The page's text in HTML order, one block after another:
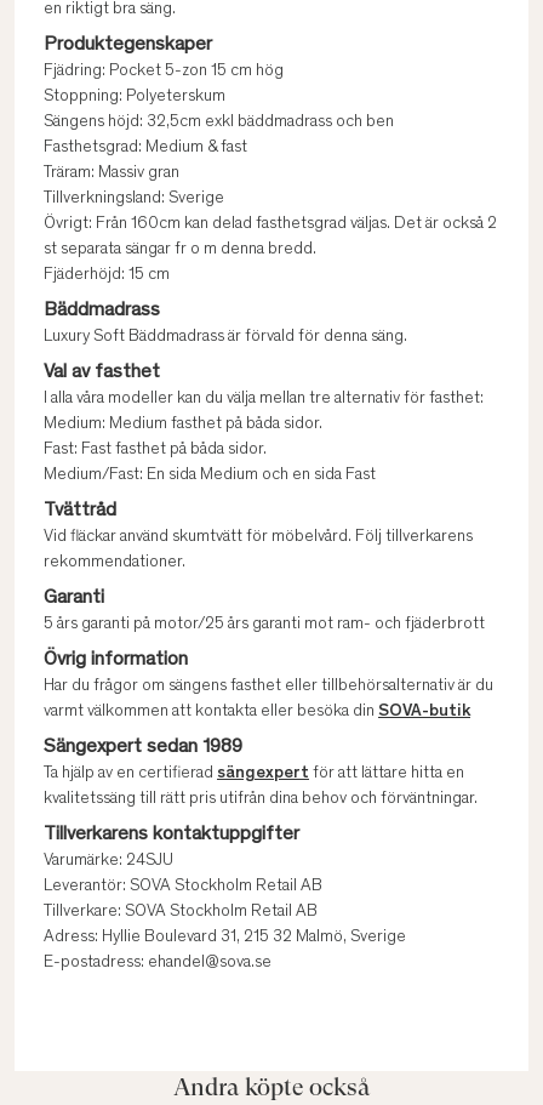
en riktigt bra säng.
Produktegenskaper
Fjädring: Pocket 5-zon 15 cm hög
Stoppning: Polyeterskum
Sängens höjd: 32,5cm exkl bäddmadrass och ben
Fasthetsgrad: Medium & fast
Träram: Massiv gran
Tillverkningsland: Sverige
Övrigt: Från 160cm kan delad fasthetsgrad väljas. Det är också 2
st separata sängar fr o m denna bredd.
Fjäderhöjd: 15 cm
Bäddmadrass
Luxury Soft Bäddmadrass är förvald för denna säng.
Val av fasthet
I alla våra modeller kan du välja mellan tre alternativ för fasthet:
Medium: Medium fasthet på båda sidor.
Fast: Fast fasthet på båda sidor.
Medium/Fast: En sida Medium och en sida Fast
Tvättråd
Vid fläckar använd skumtvätt för möbelvård. Följ tillverkarens
rekommendationer.
Garanti
5 års garanti på motor/25 års garanti mot ram- och fjäderbrott
Övrig information
Har du frågor om sängens fasthet eller tillbehörsalternativ är du
varmt välkommen att kontakta eller besöka din SOVA-butik
Sängexpert sedan 1989
Ta hjälp av en certifierad sängexpert för att lättare hitta en
kvalitetssäng till rätt pris utifrån dina behov och förväntningar.
Tillverkarens kontaktuppgifter
Varumärke: 24SJU
Leverantör: SOVA Stockholm Retail AB
Tillverkare: SOVA Stockholm Retail AB
Adress: Hyllie Boulevard 31, 215 32 Malmö, Sverige
E-postadress: ehandel@sova.se
Andra köpte också